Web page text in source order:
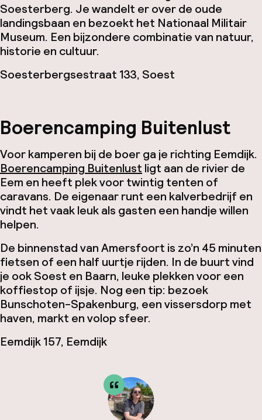
Soesterberg. Je wandelt er over de oude
landingsbaan en bezoekt het Nationaal Militair
Museum. Een bijzondere combinatie van natuur,
historie en cultuur.
Soesterbergsestraat 133, Soest
Boerencamping Buitenlust
Voor kamperen bij de boer ga je richting Eemdijk.
Boerencamping Buitenlust ligt aan de rivier de
Eem en heeft plek voor twintig tenten of
caravans. De eigenaar runt een kalverbedrijf en
vindt het vaak leuk als gasten een handje willen
helpen.
De binnenstad van Amersfoort is zo’n 45 minuten
fietsen of een half uurtje rijden. In de buurt vind
je ook Soest en Baarn, leuke plekken voor een
koffiestop of ijsje. Nog een tip: bezoek
Bunschoten-Spakenburg, een vissersdorp met
haven, markt en volop sfeer.
Eemdijk 157, Eemdijk